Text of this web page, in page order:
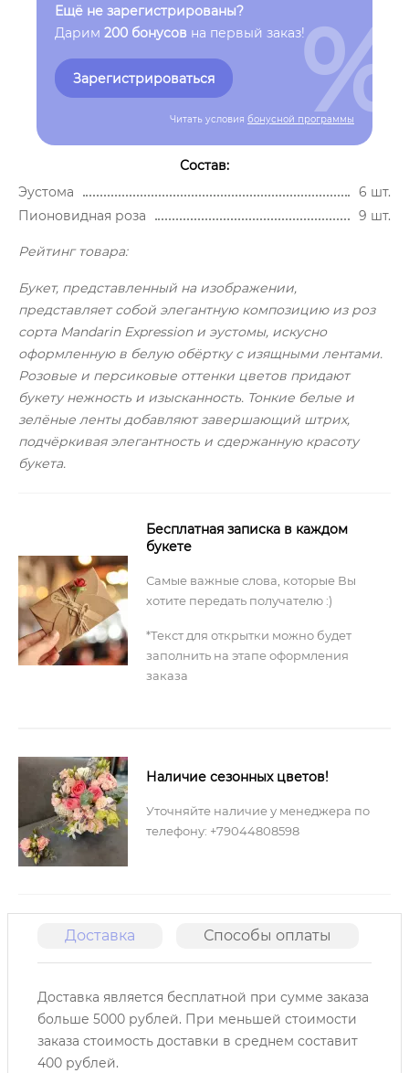
Ещё не зарегистрированы?
Дарим 200 бонусов на первый заказ!
Зарегистрироваться
Читать условия бонусной программы
%
Состав:
Эустома
6 шт.
Пионовидная роза
9 шт.
Рейтинг товара:
Букет, представленный на изображении,
представляет собой элегантную композицию из роз
сорта Mandarin Expression и эустомы, искусно
оформленную в белую обёртку с изящными лентами.
Розовые и персиковые оттенки цветов придают
букету нежность и изысканность. Тонкие белые и
зелёные ленты добавляют завершающий штрих,
подчёркивая элегантность и сдержанную красоту
букета.
Бесплатная записка в каждом
букете
Самые важные слова, которые Вы
хотите передать получателю :)
*Текст для открытки можно будет
заполнить на этапе оформления
заказа
Наличие сезонных цветов!
Уточняйте наличие у менеджера по
телефону: +79044808598
Доставка Способы оплаты
Доставка является бесплатной при сумме заказа
больше 5000 рублей. При меньшей стоимости
заказа стоимость доставки в среднем составит
400 рублей.